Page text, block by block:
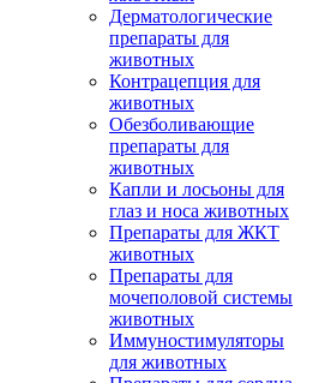
Дерматологические
препараты для
животных
Контрацепция для
животных
Обезболивающие
препараты для
животных
Капли и лосьоны для
глаз и носа животных
Препараты для ЖКТ
животных
Препараты для
мочеполовой системы
животных
Иммуностимуляторы
для животных